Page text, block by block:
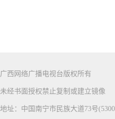
广西网络广播电视台版权所有
未经书面授权禁止复制或建立镜像
地址：中国南宁市民族大道73号